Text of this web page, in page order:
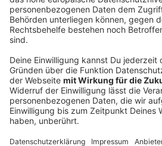
müssten neu gebaut werden. Wo
nicht fest. Mit Köln und Essen
Städte in NRW in Frage.
Anzeige
DOSB entscheidet über
Kandidaten